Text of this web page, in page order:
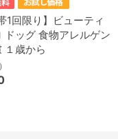
1回限り】ビューティ
ドッグ 食物アレルゲン
１歳から